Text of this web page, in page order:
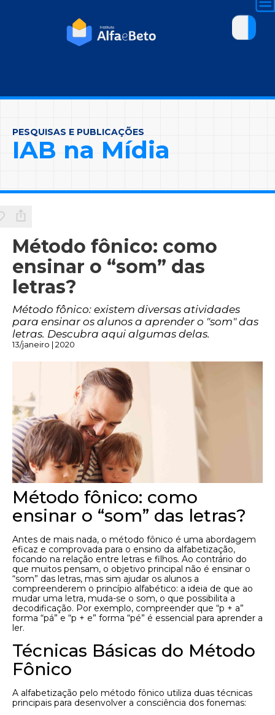
PESQUISAS E PUBLICAÇÕES
IAB na Mídia
Método fônico: como
ensinar o “som” das
letras?
Método fônico: existem diversas atividades
para ensinar os alunos a aprender o "som" das
letras. Descubra aqui algumas delas.
13/janeiro | 2020
Método fônico: como
ensinar o “som” das letras?
Antes de mais nada, o método fônico é uma abordagem
eficaz e comprovada para o ensino da alfabetização,
focando na relação entre letras e filhos. Ao contrário do
que muitos pensam, o objetivo principal não é ensinar o
“som” das letras, mas sim ajudar os alunos a
compreenderem o princípio alfabético: a ideia de que ao
mudar uma letra, muda-se o som, o que possibilita a
decodificação. Por exemplo, compreender que “p + a”
forma “pá” e “p + e” forma “pé” é essencial para aprender a
ler.
Técnicas Básicas do Método
Fônico
A alfabetização pelo método fônico utiliza duas técnicas
principais para desenvolver a consciência dos fonemas: